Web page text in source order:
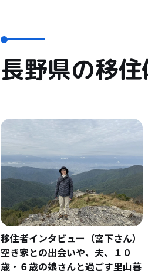
長野県の移
移住者インタビュー（宮下さん）
空き家との出会いや、夫、１０
歳・６歳の娘さんと過ごす里山暮